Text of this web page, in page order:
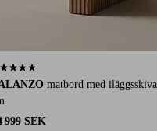
matbord med
999 SEK
baserat på 16 st betyg